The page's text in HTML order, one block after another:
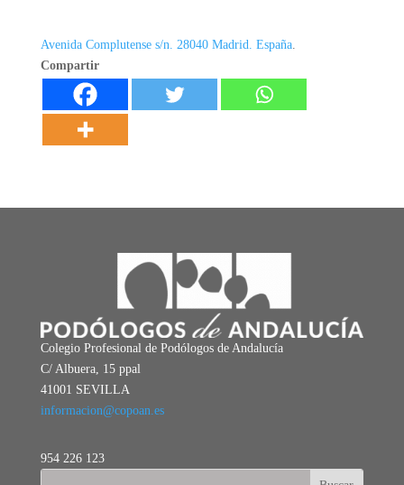
Avenida Complutense s/n. 28040 Madrid. España.
Compartir
Colegio Profesional de Podólogos de Andalucía
C/ Albuera, 15 ppal
41001 SEVILLA
informacion@copoan.es
954 226 123